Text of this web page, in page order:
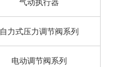
自力式压力调节阀系列
电动调节阀系列